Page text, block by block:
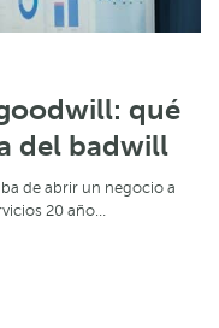
qué
del badwill
de abrir un negocio a
20 año…